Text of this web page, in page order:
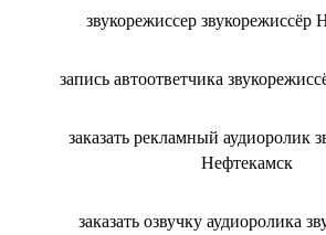
звукорежиссер звукорежиссёр
запись автоответчика
заказать рекламный аудиоролик
Нефтекамск
заказать озвучку аудиоролика